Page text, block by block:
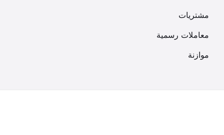
مشتريات
معاملات رسمية
موازنة